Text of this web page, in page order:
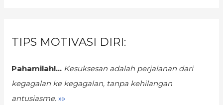
TIPS MOTIVASI DIRI:
Pahamilah!... Kesuksesan adalah perjalanan dari
kegagalan ke kegagalan, tanpa kehilangan
antusiasme. »»